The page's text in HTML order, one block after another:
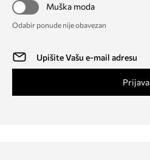
Muška moda
Odabir ponude nije obavezan
Prijava